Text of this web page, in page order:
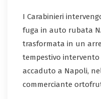
I Carabinieri
fuga in auto rubata
trasformata in un
tempestivo intervento
accaduto a Napoli,
commerciante